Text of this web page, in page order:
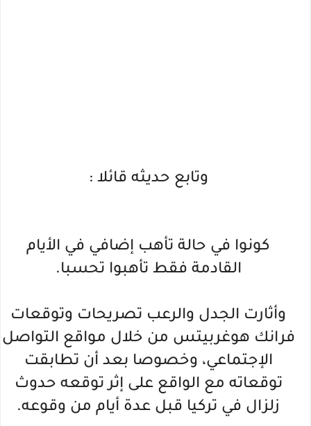
وتابع حديثه قائلا :
كونوا في حالة تأهب إضافي في الأيام
القادمة فقط تأهبوا تحسبا.
وأثارت الجدل والرعب تصريحات وتوقعات
فرانك هوغربيتس من خلال مواقع التواصل
الإجتماعي، وخصوصا بعد أن تطابقت
توقعاته مع الواقع على إثر توقعه حدوث
زلزال في تركيا قبل عدة أيام من وقوعه.